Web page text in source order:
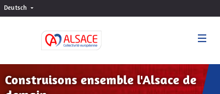
Deutsch Choisir la langue
Construisons ensemble l'Alsace de